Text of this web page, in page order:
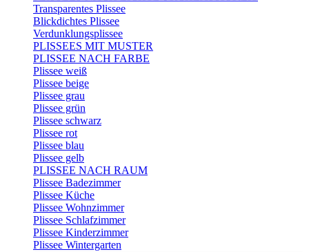
Transparentes Plissee
Blickdichtes Plissee
Verdunklungsplissee
PLISSEES MIT MUSTER
PLISSEE NACH FARBE
Plissee weiß
Plissee beige
Plissee grau
Plissee grün
Plissee schwarz
Plissee rot
Plissee blau
Plissee gelb
PLISSEE NACH RAUM
Plissee Badezimmer
Plissee Küche
Plissee Wohnzimmer
Plissee Schlafzimmer
Plissee Kinderzimmer
Plissee Wintergarten